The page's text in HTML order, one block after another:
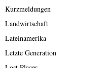
Kurzmeldungen
Landwirtschaft
Lateinamerika
Letzte Generation